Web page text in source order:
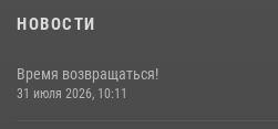
НОВОСТИ
Время возвращаться!
31 июля 2026, 10:11